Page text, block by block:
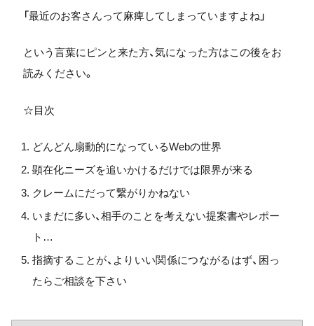
「最近のお客さんって麻痺してしまっていますよね」
という言葉にピンと来た方、気になった方はこの後をお
読みください。
☆目次
どんどん扇動的になっているWebの世界
顕在化ニーズを追いかけるだけでは限界が来る
クレームにだって繋がりかねない
いまだに多い、相手のことを考えない提案書やレポー
ト…
指摘することが、よりいい関係につながるはず、困っ
たらご相談を下さい